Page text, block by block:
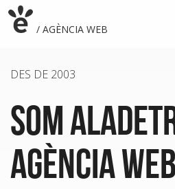
/ AGÈNCIA WEB
/ DISSENY WEB
DES DE 2003
SOM
AGÈNCIA WEB